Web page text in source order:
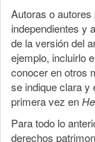
Autoras o
independientes y
de la versión del
ejemplo, incluirlo
conocer en otros
se indique clara y
primera vez en
Para todo lo
derechos